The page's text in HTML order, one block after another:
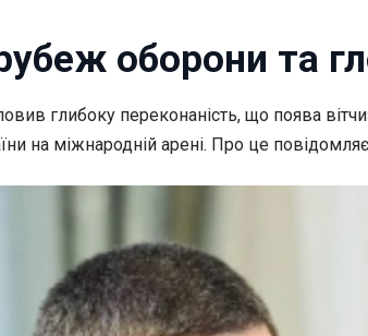
оборони та
глибоку переконаність, що поява
на міжнародній арені. Про це повідомляє